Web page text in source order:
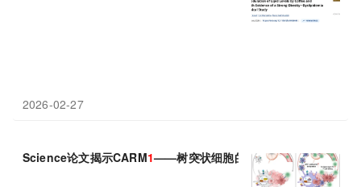
2026-02-27
Science论文揭示CARM1——树突状细胞的“免疫刹车”：抑制它